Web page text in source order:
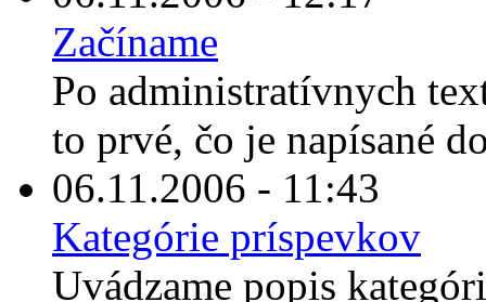
Začíname
Po administratívnych
to prvé, čo je napísané
06.11.2006 - 11:43
Kategórie príspevkov
Uvádzame popis